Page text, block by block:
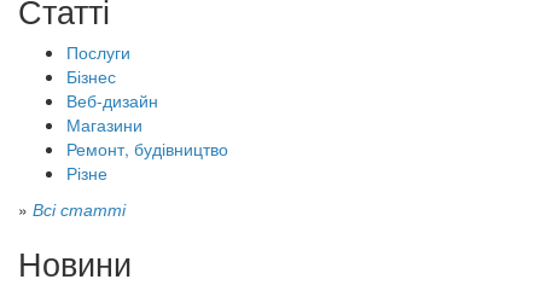
Статті
Послуги
Бізнес
Веб-дизайн
Магазини
Ремонт, будівництво
Різне
» Всі статті
Новини